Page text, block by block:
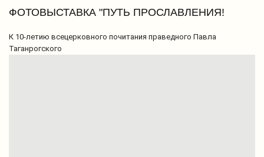
ФОТОВЫСТАВКА "ПУТЬ ПРОСЛАВЛЕНИЯ!
К 10-летию всецерковного почитания праведного Павла
Таганрогского